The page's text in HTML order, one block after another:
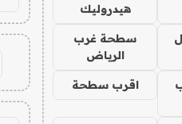
هيدروليك
سطحة غرب
الرياض
اقرب سطحة